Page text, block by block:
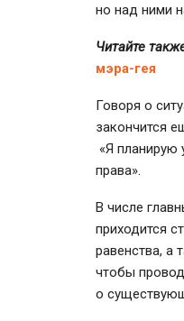
но над ними
Читайте
мэра-гея
Говоря о
закончится
«Я планирую
права».
В числе
приходится
равенства, а
чтобы
о